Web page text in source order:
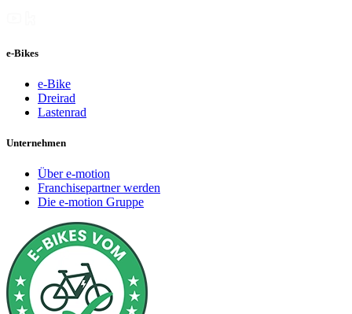
e-Bikes
e-Bike
Dreirad
Lastenrad
Unternehmen
Über e-motion
Franchisepartner werden
Die e-motion Gruppe